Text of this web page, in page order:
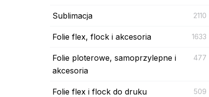
Sublimacja 2110
Folie flex, flock i akcesoria 1633
Folie ploterowe, samoprzylepne i
akcesoria
477
Folie flex i flock do druku
509